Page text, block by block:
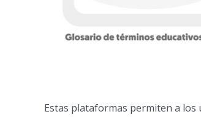
Estas plataformas permiten a